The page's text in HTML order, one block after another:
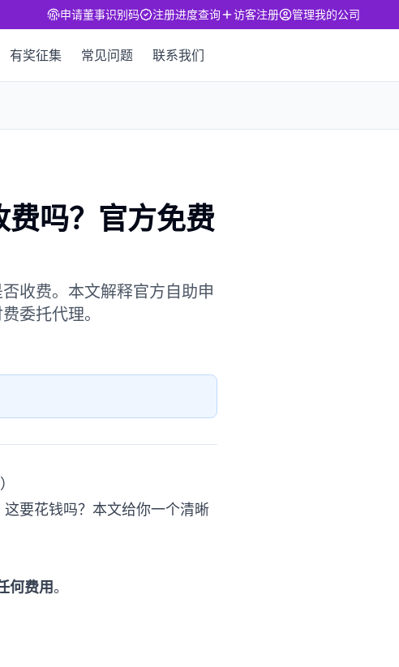
申请董事识别码 注册进度查询 访客注册 管理我的公司
有奖征集 常见问题 联系我们
吗？官方免费
收费。本文解释官方自助申
委托代理。
要花钱吗？本文给你一个清晰
何费用。